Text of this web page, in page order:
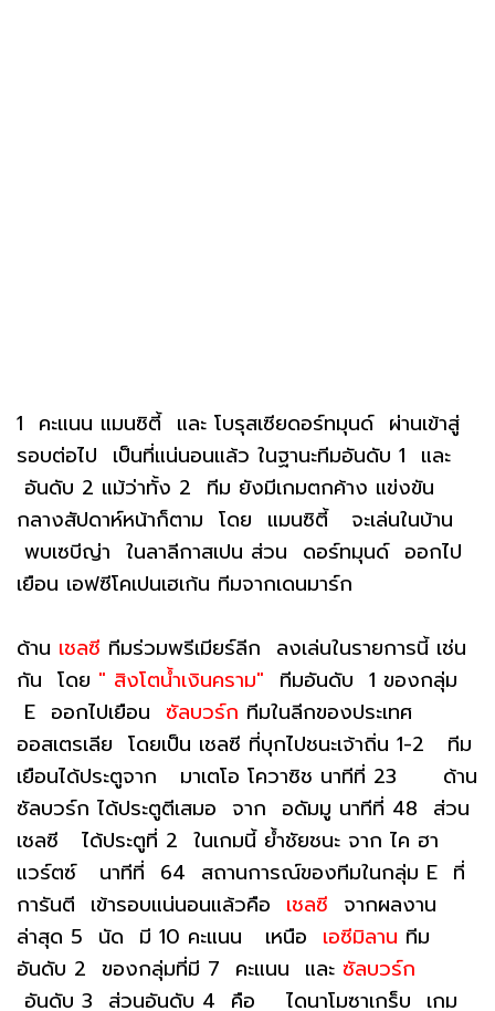
1 คะแนน แมนซิตี้ และ โบรุสเซียดอร์ทมุนด์ ผ่านเข้าสู่
รอบต่อไป เป็นที่แน่นอนแล้ว ในฐานะทีมอันดับ 1 และ
อันดับ 2 แม้ว่าทั้ง 2 ทีม ยังมีเกมตกค้าง แข่งขัน
กลางสัปดาห์หน้าก็ตาม โดย แมนซิตี้ จะเล่นในบ้าน
พบเซบีญ่า ในลาลีกาสเปน ส่วน ดอร์ทมุนด์ ออกไป
เยือน เอฟซีโคเปนเฮเก้น ทีมจากเดนมาร์ก
ด้าน เชลซี ทีมร่วมพรีเมียร์ลีก ลงเล่นในรายการนี้ เช่น
กัน โดย " สิงโตน้ำเงินคราม" ทีมอันดับ 1 ของกลุ่ม
E ออกไปเยือน ซัลบวร์ก ทีมในลีกของประเทศ
ออสเตรเลีย โดยเป็น เชลซี ที่บุกไปชนะเจ้าถิ่น 1-2 ทีม
เยือนได้ประตูจาก มาเตโอ โควาซิช นาทีที่ 23 ด้าน
ซัลบวร์ก ได้ประตูตีเสมอ จาก อดัมมู นาทีที่ 48 ส่วน
เชลซี ได้ประตูที่ 2 ในเกมนี้ ย้ำชัยชนะ จาก ไค ฮา
แวร์ตซ์ นาทีที่ 64 สถานการณ์ของทีมในกลุ่ม E ที่
การันตี เข้ารอบแน่นอนแล้วคือ เชลซี จากผลงาน
ล่าสุด 5 นัด มี 10 คะแนน เหนือ เอซีมิลาน ทีม
อันดับ 2 ของกลุ่มที่มี 7 คะแนน และ ซัลบวร์ก
อันดับ 3 ส่วนอันดับ 4 คือ ไดนาโมซาเกร็บ เกม